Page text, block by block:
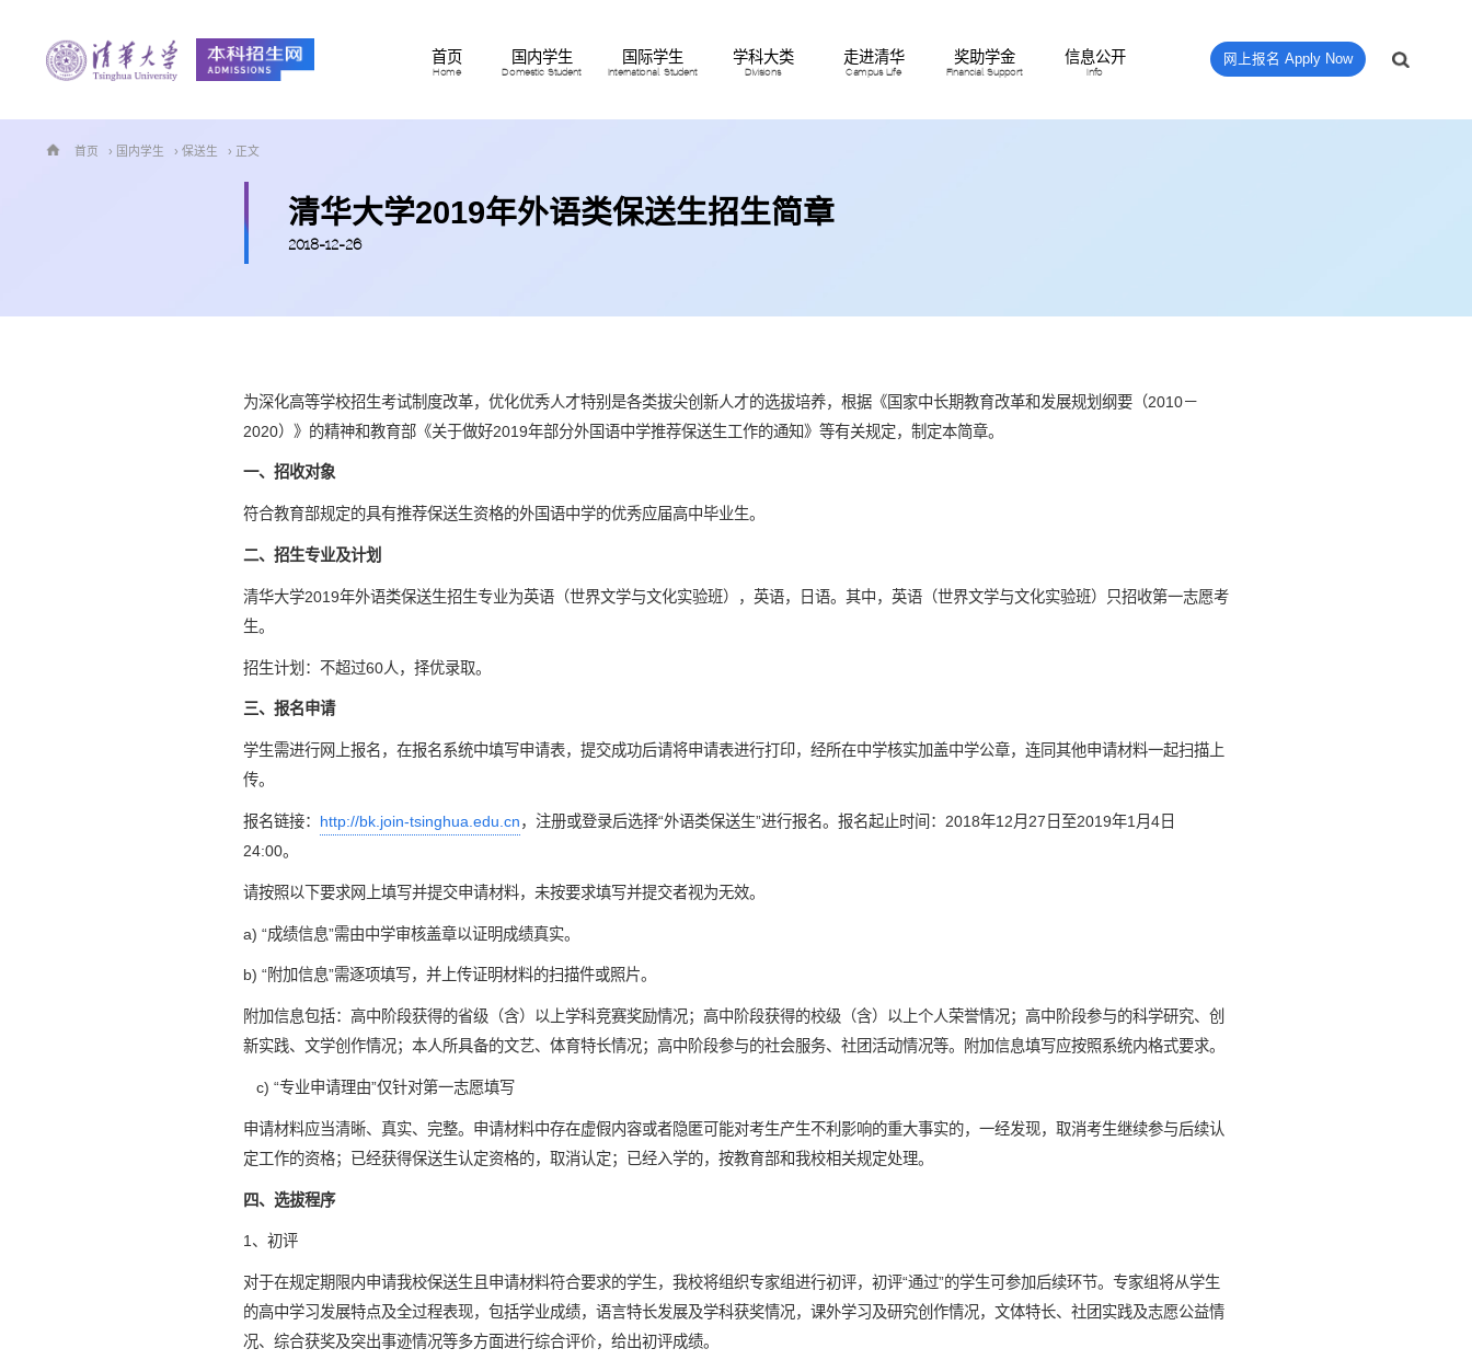
网上报名 Apply Now
首页
Home
国内学生
Domestic Student
国际学生
International Student
学科大类
Divisions
走进清华
Campus Life
奖助学金
Financial Support
信息公开
Info
首页 › 国内学生 › 保送生 › 正文
清华大学2019年外语类保送生招生简章
2018-12-26
为深化高等学校招生考试制度改革，优化优秀人才特别是各类拔尖创新人才的选拔培养，根据《国家中长期教育改革和发展规划纲要（2010－
2020）》的精神和教育部《关于做好2019年部分外国语中学推荐保送生工作的通知》等有关规定，制定本简章。
一、招收对象
符合教育部规定的具有推荐保送生资格的外国语中学的优秀应届高中毕业生。
二、招生专业及计划
清华大学2019年外语类保送生招生专业为英语（世界文学与文化实验班），英语，日语。其中，英语（世界文学与文化实验班）只招收第一志愿考
生。
招生计划：不超过60人，择优录取。
三、报名申请
学生需进行网上报名，在报名系统中填写申请表，提交成功后请将申请表进行打印，经所在中学核实加盖中学公章，连同其他申请材料一起扫描上
传。
报名链接： http://bk.join-tsinghua.edu.cn，注册或登录后选择“外语类保送生”进行报名。报名起止时间：2018年12月27日至2019年1月4日
24:00。
请按照以下要求网上填写并提交申请材料，未按要求填写并提交者视为无效。
a) “成绩信息”需由中学审核盖章以证明成绩真实。
b) “附加信息”需逐项填写，并上传证明材料的扫描件或照片。
附加信息包括：高中阶段获得的省级（含）以上学科竞赛奖励情况；高中阶段获得的校级（含）以上个人荣誉情况；高中阶段参与的科学研究、创
新实践、文学创作情况；本人所具备的文艺、体育特长情况；高中阶段参与的社会服务、社团活动情况等。附加信息填写应按照系统内格式要求。
c) “专业申请理由”仅针对第一志愿填写
申请材料应当清晰、真实、完整。申请材料中存在虚假内容或者隐匿可能对考生产生不利影响的重大事实的，一经发现，取消考生继续参与后续认
定工作的资格；已经获得保送生认定资格的，取消认定；已经入学的，按教育部和我校相关规定处理。
四、选拔程序
1、初评
对于在规定期限内申请我校保送生且申请材料符合要求的学生，我校将组织专家组进行初评，初评“通过”的学生可参加后续环节。专家组将从学生
的高中学习发展特点及全过程表现，包括学业成绩，语言特长发展及学科获奖情况，课外学习及研究创作情况，文体特长、社团实践及志愿公益情
况、综合获奖及突出事迹情况等多方面进行综合评价，给出初评成绩。